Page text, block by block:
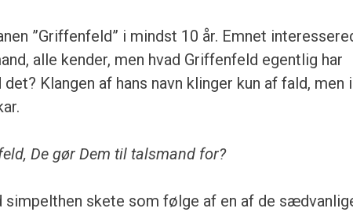
”Griffenfeld” i mindst 10 år. Emnet
alle kender, men hvad Griffenfeld egentlig har
Klangen af hans navn klinger kun af fald, men
De gør Dem til talsmand for?
simpelthen skete som følge af en af de